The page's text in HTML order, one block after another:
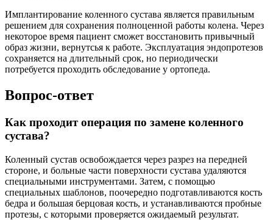
Имплантирование коленного сустава является правильным
решением для сохранения полноценной работы колена. Через
некоторое время пациент сможет восстановить привычный
образ жизни, вернутсья к работе. Эксплуатация эндопротезов
сохраняется на длительный срок, но периодически
потребуется проходить обследование у ортопеда.
Вопрос-ответ
Как проходит операция по замене коленного
сустава?
Коленный сустав освобождается через разрез на передней
стороне, и больные части поверхности сустава удаляются
специальными инструментами. Затем, с помощью
специальных шаблонов, поочередно подготавливаются кость
бедра и большая берцовая кость, и устанавливаются пробные
протезы, с которыми проверяется ожидаемый результат.